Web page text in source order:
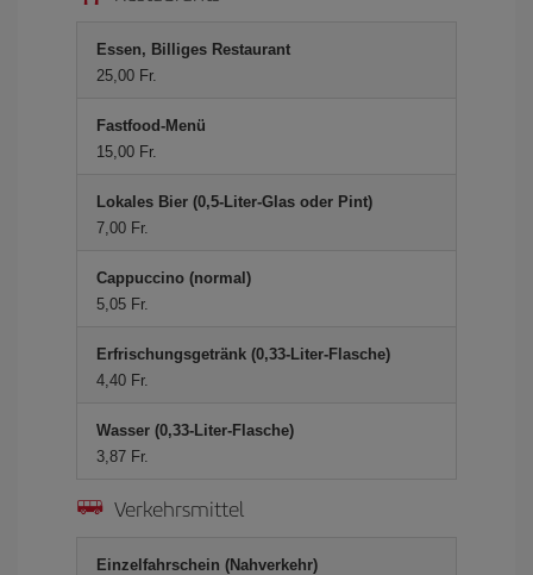
Essen, Billiges Restaurant
25,00 Fr.
Fastfood-Menü
15,00 Fr.
Lokales Bier (0,5-Liter-Glas oder Pint)
7,00 Fr.
Cappuccino (normal)
5,05 Fr.
Erfrischungsgetränk (0,33-Liter-Flasche)
4,40 Fr.
Wasser (0,33-Liter-Flasche)
3,87 Fr.
Verkehrsmittel
Einzelfahrschein (Nahverkehr)